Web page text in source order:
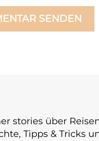
SENDEN
stories über
Tipps & Tricks